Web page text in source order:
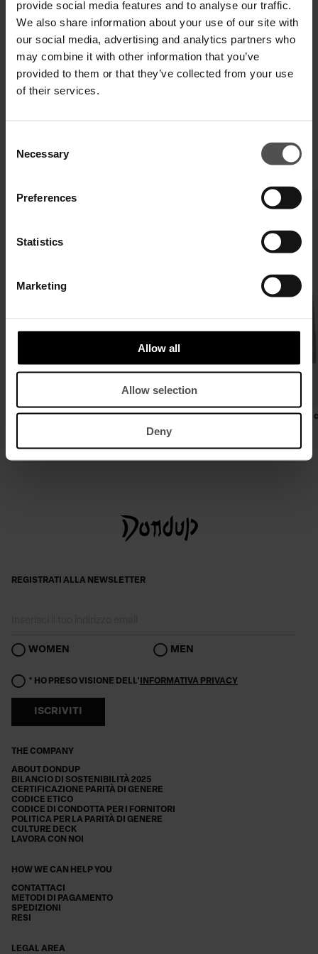
provide social media features and to analyse our traffic.
We also share information about your use of our site with
our social media, advertising and analytics partners who
may combine it with other information that you’ve
provided to them or that they’ve collected from your use
of their services.
Selection
Necessary
Preferences
Statistics
Marketing
Allow all
Allow selection
Deny
DIGITAL PRODUCT PASSPORT
Giubbino regular in denim fisso
Felpa con cappuccio regular in
THE COMPANY
ABOUT DONDUP
BILANCIO DI SOSTENIBILITÀ 2025
CERTIFICAZIONE PARITÀ DI GENERE
CODICE ETICO
CODICE DI CONDOTTA PER I FORNITORI
POLITICA PER LA PARITÀ DI GENERE
CULTURE DECK
LAVORA CON NOI
HOW WE CAN HELP YOU
CONTATTACI
METODI DI PAGAMENTO
SPEDIZIONI
RESI
LEGAL AREA
REGISTRATI ALLA NEWSLETTER
WOMEN MEN
* HO PRESO VISIONE DELL' INFORMATIVA PRIVACY
ISCRIVITI